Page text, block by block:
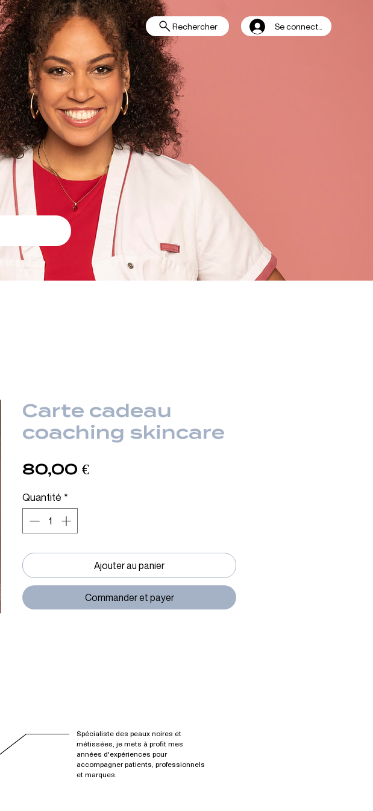
Rechercher Se connecter
Carte cadeau
coaching skincare
80,00 €Prix
Quantité *
Ajouter au panier
Commander et payer
Spécialiste des peaux noires et
métissées, je mets à profit mes
années d'expériences pour
accompagner patients, professionnels
et marques.